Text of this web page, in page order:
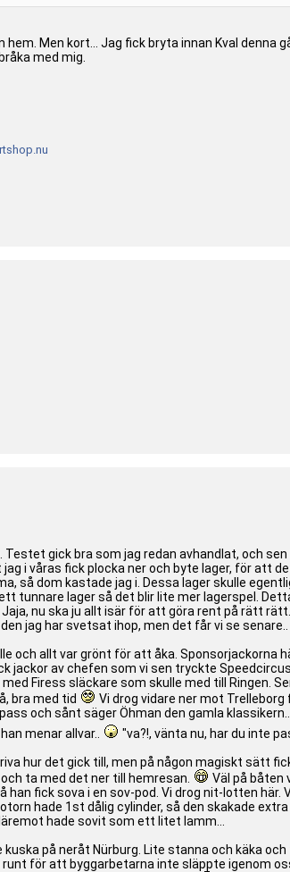
Men kort... Jag fick bryta innan Kval denna
med mig.
Testet gick bra som jag redan avhandlat, och
i våras fick plocka ner och byte lager, för att
så dom kastade jag i. Dessa lager skulle
ett tunnare lager så det blir lite mer lagerspel.
nu ska ju allt isär för att göra rent på rätt
jag har svetsat ihop, men det får vi se senare..
och allt var grönt för att åka. Sponsorjackorna
jackor av chefen som vi sen tryckte
Firess släckare som skulle med till Ringen.
bra med tid
Vi drog vidare ner mot
och sånt säger Öhman den gamla
menar allvar..
"va?!, vänta nu, har du inte
hur det gick till, men på någon magiskt sätt
ta med det ner till hemresan.
Väl på båten
han fick sova i en sov-pod. Vi drog nit-lotten
hade 1st dålig cylinder, så den skakade
hade sovit som ett litet lamm...
på neråt Nürburg. Lite stanna och käka
för att byggarbetarna inte släppte igenom